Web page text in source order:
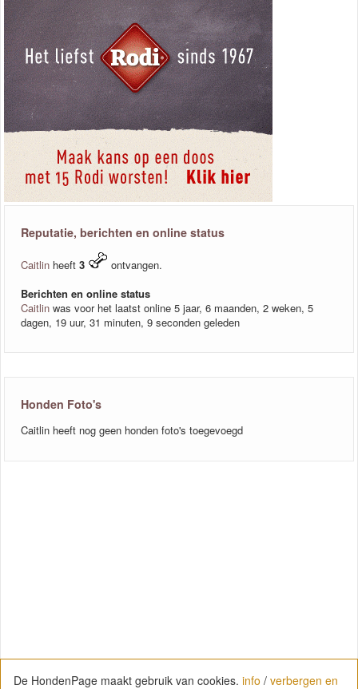
Reputatie, berichten en online status
Caitlin heeft 3
ontvangen.
Berichten en online status
Caitlin was voor het laatst online 5 jaar, 6 maanden, 2 weken, 5
dagen, 19 uur, 31 minuten, 9 seconden geleden
Honden Foto's
Caitlin heeft nog geen honden foto's toegevoegd
De HondenPage maakt gebruik van cookies. info / verbergen en